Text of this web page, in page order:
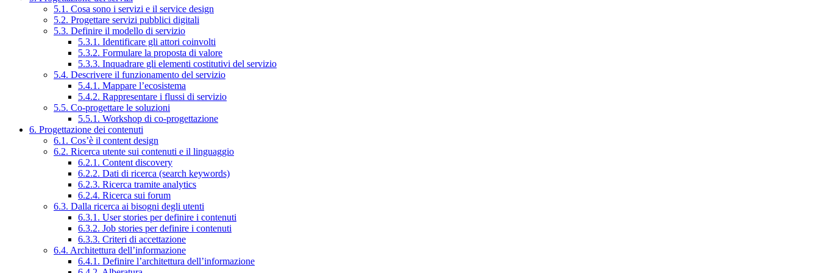
5.1. Cosa sono i servizi e il service design
5.2. Progettare servizi pubblici digitali
5.3. Definire il modello di servizio
5.3.1. Identificare gli attori coinvolti
5.3.2. Formulare la proposta di valore
5.3.3. Inquadrare gli elementi costitutivi del servizio
5.4. Descrivere il funzionamento del servizio
5.4.1. Mappare l’ecosistema
5.4.2. Rappresentare i flussi di servizio
5.5. Co-progettare le soluzioni
5.5.1. Workshop di co-progettazione
6. Progettazione dei contenuti
6.1. Cos’è il content design
6.2. Ricerca utente sui contenuti e il linguaggio
6.2.1. Content discovery
6.2.2. Dati di ricerca (search keywords)
6.2.3. Ricerca tramite analytics
6.2.4. Ricerca sui forum
6.3. Dalla ricerca ai bisogni degli utenti
6.3.1. User stories per definire i contenuti
6.3.2. Job stories per definire i contenuti
6.3.3. Criteri di accettazione
6.4. Architettura dell’informazione
6.4.1. Definire l’architettura dell’informazione